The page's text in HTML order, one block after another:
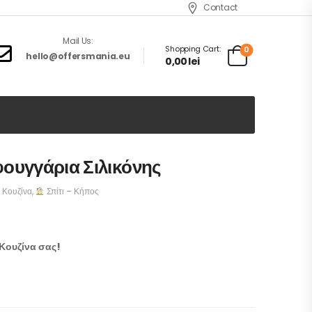
Contact
Mail Us:
hello@offersmania.eu
Shopping Cart:
0,00lei
0
Σιλικόνης
Κουζίνα, Σπίτι – Κήπος
σας!